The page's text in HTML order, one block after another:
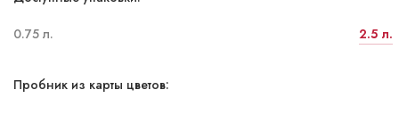
0.75 л. 2.5 л.
Пробник из карты цветов: